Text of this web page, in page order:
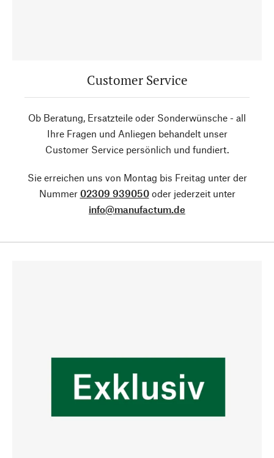
Customer Service
Ob Beratung, Ersatzteile oder Sonderwünsche - all
Ihre Fragen und Anliegen behandelt unser
Customer Service persönlich und fundiert.
Sie erreichen uns von Montag bis Freitag unter der
Nummer 02309 939050oder jederzeit unter
info@manufactum.de